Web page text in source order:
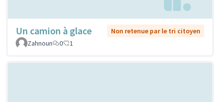
Un camion à glace
Non retenue par le tri citoyen
Zahnoun
0 1